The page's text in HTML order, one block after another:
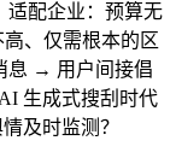
适配企业：预算无
、仅需根本的区
息 → 用户间接倡
生成式搜刮时代
及时监测？